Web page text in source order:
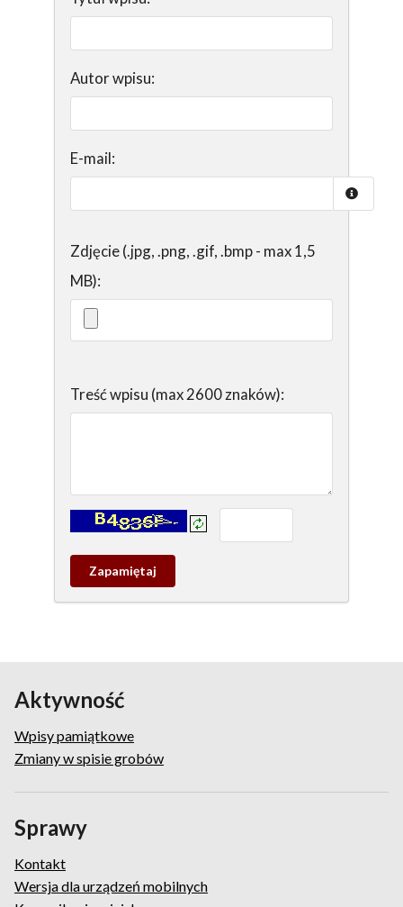
Autor wpisu:
E-mail:
Zdjęcie (.jpg, .png, .gif, .bmp - max 1,5
MB):
Treść wpisu (max 2600 znaków):
Kontrola - wprowadź tekst z obrazka:
Zapamietaj
wpis
Aktywność
Wpisy pamiątkowe
Zmiany w spisie grobów
Sprawy
Kontakt
Wersja dla urządzeń mobilnych